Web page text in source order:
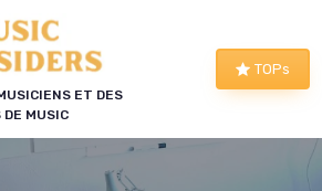
ET DES
MUSIC
TOPs
cookies